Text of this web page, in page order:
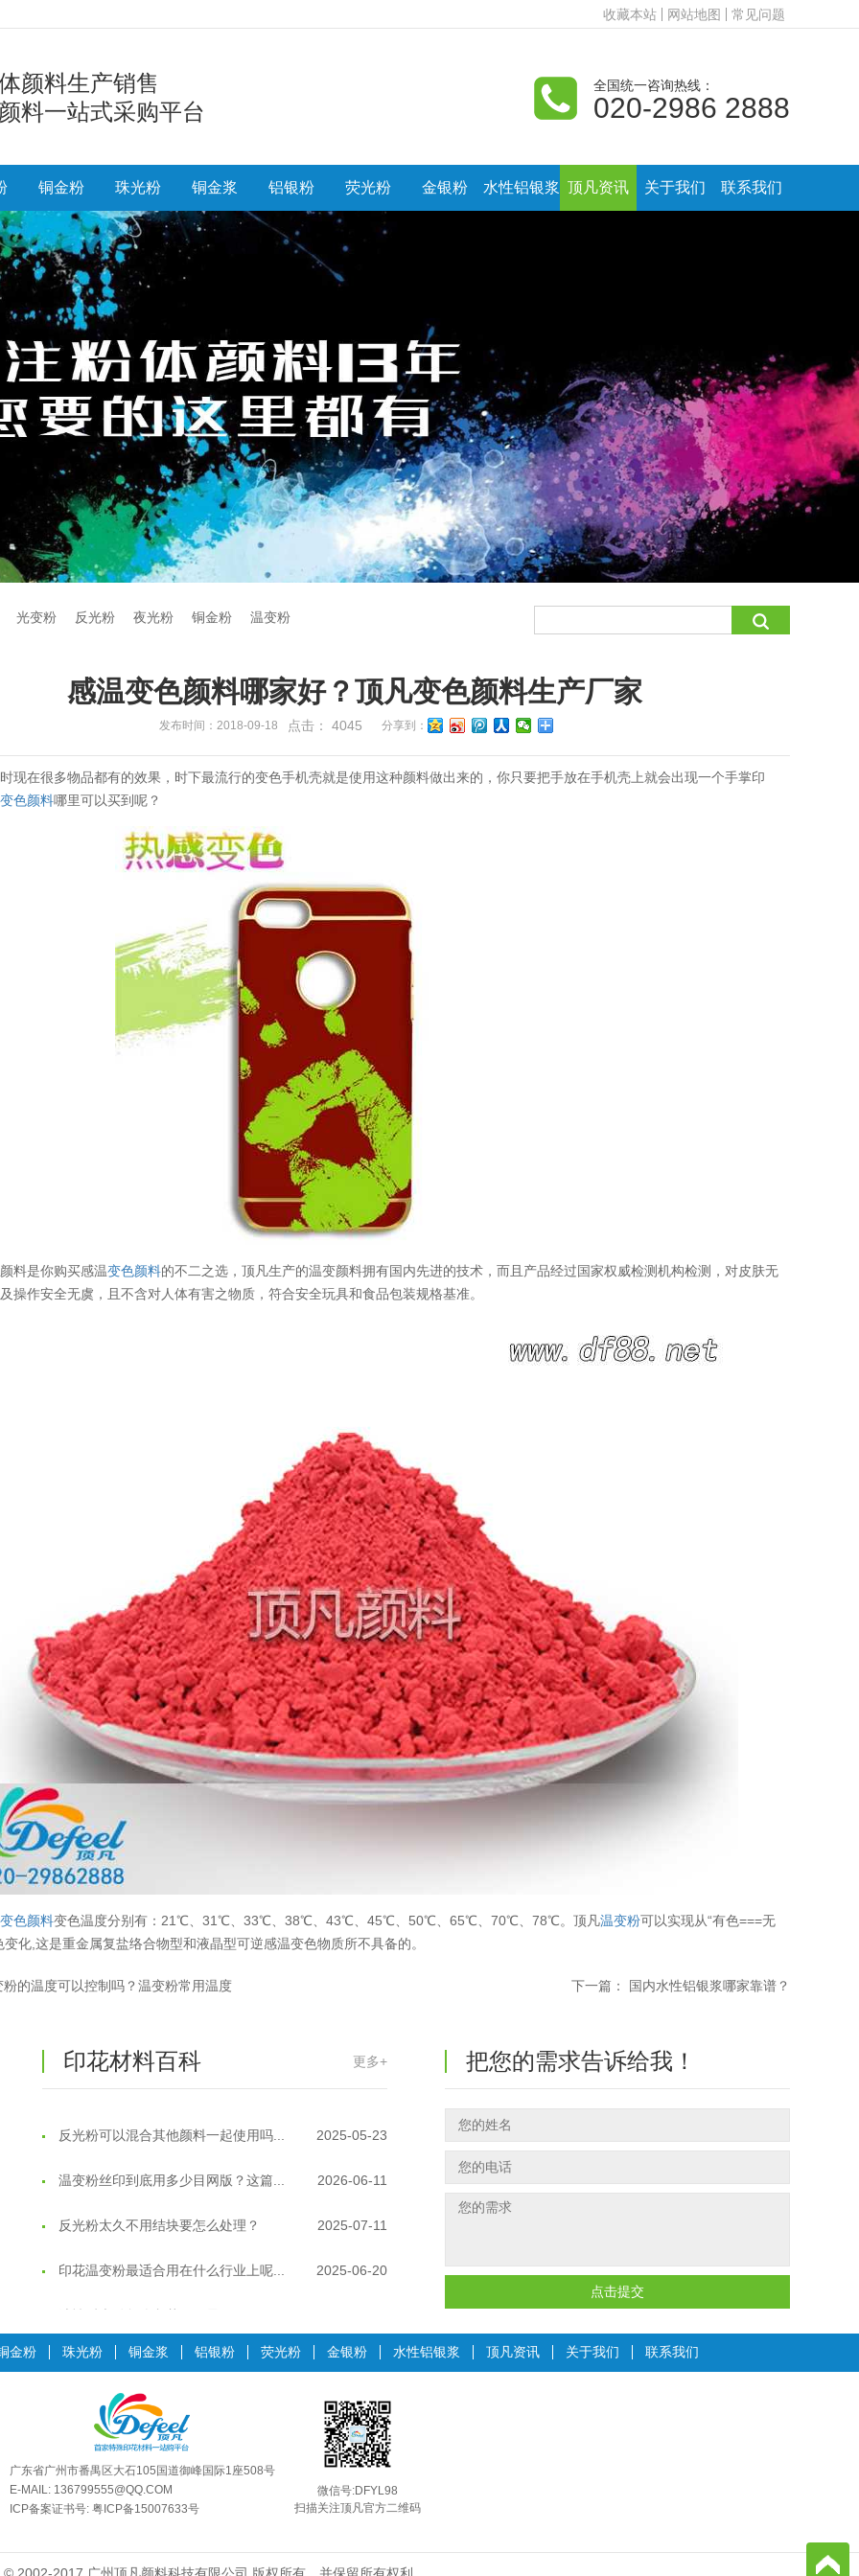
收藏本站 网站地图 常见问题
颜料生产销售
料一站式采购平台
全国统一咨询热线：
020-2986 2888
铜金粉 珠光粉 铜金浆 铝银粉 荧光粉 金银粉 水性铝银浆 顶凡资讯 关于我们 联系我们
光变粉 反光粉 夜光粉 铜金粉 温变粉
感温变色颜料哪家好？顶凡变色颜料生产厂家
发布时间：2018-09-18 点击： 4045 分享到：
现在很多物品都有的效果，时下最流行的变色手机壳就是使用这种颜料做出来的，你只要把手放在手机壳上就会出现一个手掌印
变色颜料哪里可以买到呢？
料是你购买感温变色颜料的不二之选，顶凡生产的温变颜料拥有国内先进的技术，而且产品经过国家权威检测机构检测，对皮肤无
操作安全无虞，且不含对人体有害之物质，符合安全玩具和食品包装规格基准。
变色颜料变色温度分别有：21℃、31℃、33℃、38℃、43℃、45℃、50℃、65℃、70℃、78℃。顶凡温变粉可以实现从“有色===无
变化,这是重金属复盐络合物型和液晶型可逆感温变色物质所不具备的。
粉的温度可以控制吗？温变粉常用温度 下一篇： 国内水性铝银浆哪家靠谱？
印花材料百科 更多+
温变粉丝印到底用多少目网版？这篇... 2026-06-11
反光粉太久不用结块要怎么处理？ 2025-07-11
印花温变粉最适合用在什么行业上呢... 2025-06-20
油性反光粉怎么印花效果最好？
超细反光粉怎么印牢度才会更好？
反光粉是永久有效的吗？能用多久？ 2025-06-10
外墙涂料中怎么添加反光粉使用？
反光粉能用在注塑工艺上吗？ 2025-06-02
超细反光粉怎么印牢度才会更好？ 2025-06-11
外墙涂料中怎么添加反光粉使用？ 2025-06-05
超细反光粉需要搭配什么胶浆使用？
反光粉可以混合其他颜料一起使用吗... 2025-05-23
把您的需求告诉给我！
点击提交
金粉 珠光粉 铜金浆 铝银粉 荧光粉 金银粉 水性铝银浆 顶凡资讯 关于我们 联系我们
广东省广州市番禺区大石105国道御峰国际1座508号
E-MAIL: 136799555@QQ.COM
ICP备案证书号: 粤ICP备15007633号
微信号:DFYL98
扫描关注顶凡官方二维码
© 2002-2017 广州顶凡颜料科技有限公司 版权所有，并保留所有权利。